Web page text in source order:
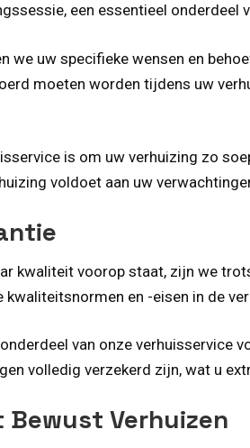
een essentieel onderdeel
we uw specifieke wensen en
moeten worden tijdens uw
is om uw verhuizing zo
voldoet aan uw
kwaliteit voorop staat, zijn we
en -eisen in de
van onze verhuisservice
volledig verzekerd zijn, wat u
Bewust Verhuizen